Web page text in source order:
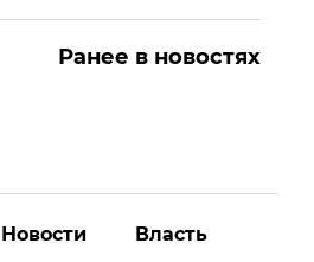
Ранее в новостях
Новости Власть